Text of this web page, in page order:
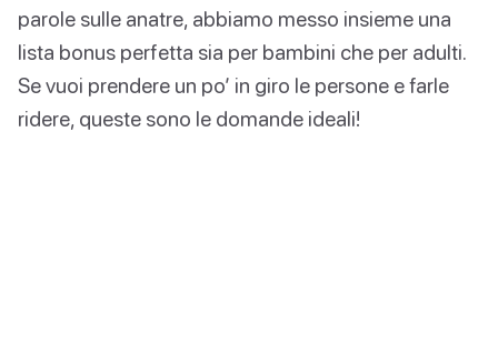
parole sulle anatre, abbiamo messo insieme una
lista bonus perfetta sia per bambini che per adulti.
Se vuoi prendere un po’ in giro le persone e farle
ridere, queste sono le domande ideali!